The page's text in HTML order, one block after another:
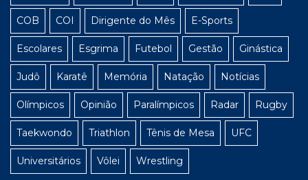
COB COI Dirigente do Mês E-Sports
Escolares Esgrima Futebol Gestão Ginástica
Judô Karatê Memória Natação Notícias
Olímpicos Opinião Paralímpicos Radar Rugby
Taekwondo Triathlon Tênis de Mesa UFC
Universitários Vôlei Wrestling